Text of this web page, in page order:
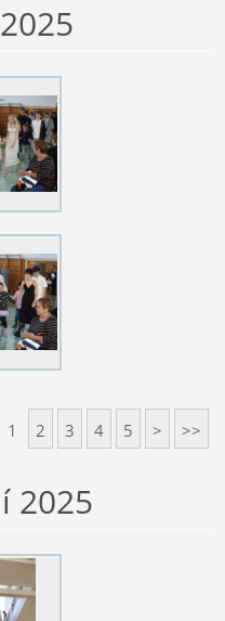
1 2 3 4 5 > >>
2025